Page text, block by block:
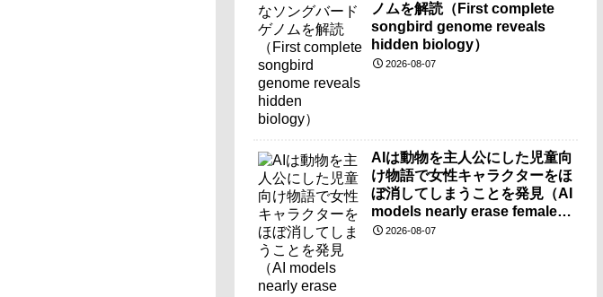
ノムを解読（First complete
songbird genome reveals
hidden biology）
2026-08-07
AIは動物を主人公にした児童向
け物語で女性キャラクターをほ
ぼ消してしまうことを発見（AI
models nearly erase female
characters when they write
2026-08-07